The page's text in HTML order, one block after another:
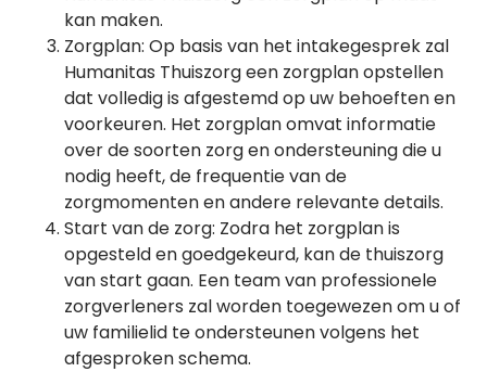
kan maken.
Zorgplan: Op basis van het intakegesprek zal
Humanitas Thuiszorg een zorgplan opstellen
dat volledig is afgestemd op uw behoeften en
voorkeuren. Het zorgplan omvat informatie
over de soorten zorg en ondersteuning die u
nodig heeft, de frequentie van de
zorgmomenten en andere relevante details.
Start van de zorg: Zodra het zorgplan is
opgesteld en goedgekeurd, kan de thuiszorg
van start gaan. Een team van professionele
zorgverleners zal worden toegewezen om u of
uw familielid te ondersteunen volgens het
afgesproken schema.